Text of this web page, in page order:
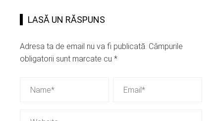
LASĂ UN RĂSPUNS
Adresa ta de email nu va fi publicată. Câmpurile
obligatorii sunt marcate cu *